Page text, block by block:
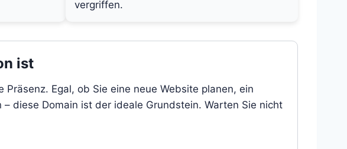
vergriffen.
ist
Egal, ob Sie eine neue Website planen, ein
diese Domain ist der ideale Grundstein. Warten Sie nicht